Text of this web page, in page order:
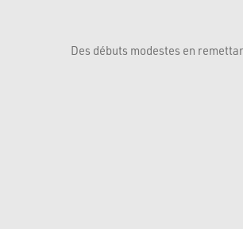
Des débuts modestes en